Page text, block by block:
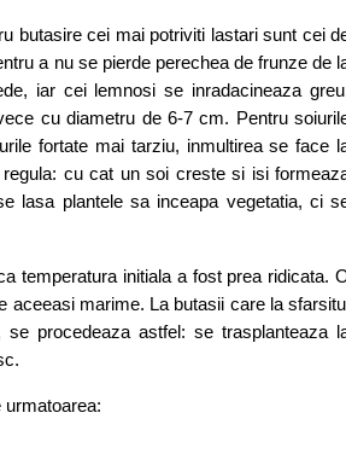
butasire cei mai potriviti lastari sunt cei
a nu se pierde perechea de frunze de
iar cei lemnosi se inradacineaza
cu diametru de 6-7 cm. Pentru
fortate mai tarziu, inmultirea se face
cu cat un soi creste si isi
lasa plantele sa inceapa vegetatia, ci
temperatura initiala a fost prea ridicata.
aceeasi marime. La butasii care la
procedeaza astfel: se trasplanteaza
urmatoarea: